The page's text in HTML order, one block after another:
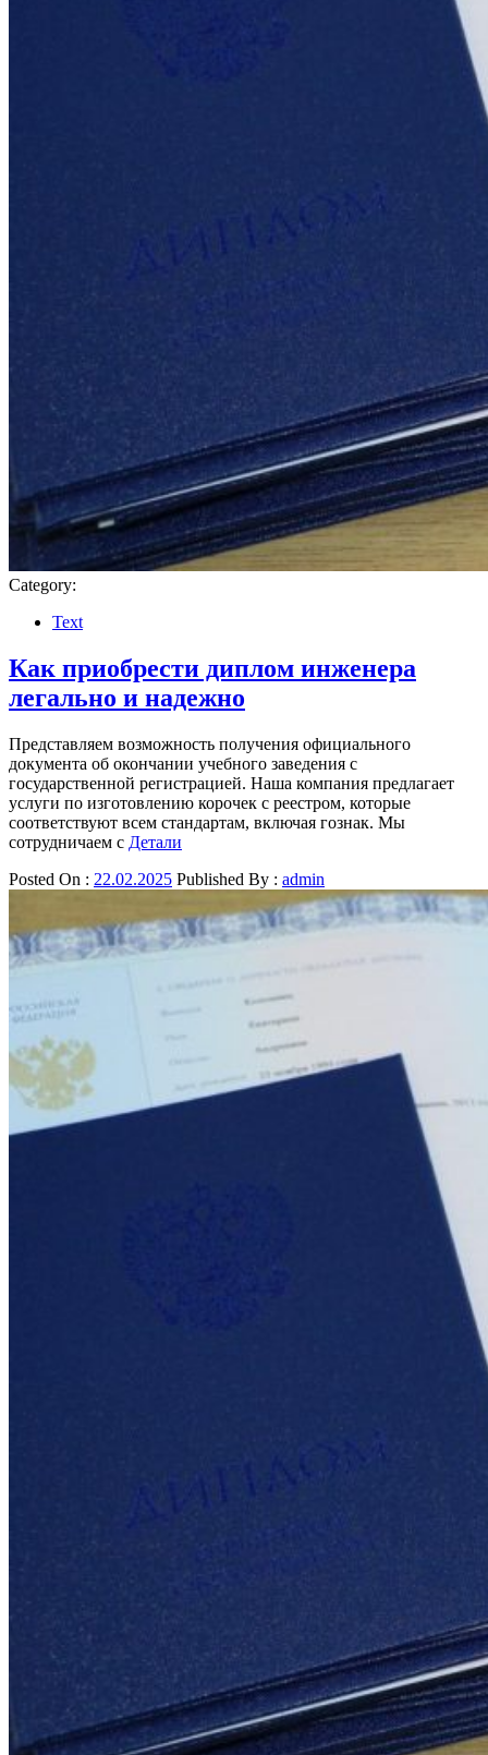
Category:
Text
Как приобрести диплом инженера
легально и надежно
Представляем возможность получения официального
документа об окончании учебного заведения с
государственной регистрацией. Наша компания предлагает
услуги по изготовлению корочек с реестром, которые
соответствуют всем стандартам, включая гознак. Мы
сотрудничаем с Детали
Posted On : 22.02.2025 Published By : admin